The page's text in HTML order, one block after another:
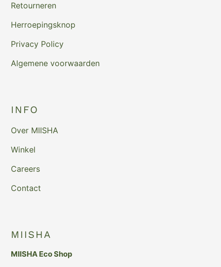
Retourneren
Herroepingsknop
Privacy Policy
Algemene voorwaarden
INFO
Over MIISHA
Winkel
Careers
Contact
MIISHA
MIISHA Eco Shop